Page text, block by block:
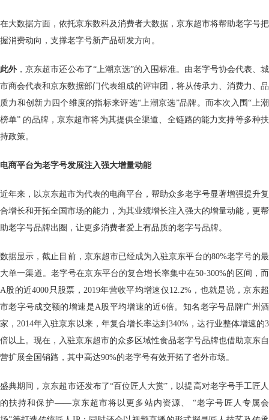
在大数据方面，依托京东数科及消费者大数据，京东超市将帮助老字号把
握消费动向，支撑老字号新产品研发方向。
此外，京东超市还公布了“上潮京选”的入围标准。由老字号协会代表、城
市商会代表和京东数据部门代表组成的评审团，将从传承力、消费力、品
质力和创新力四个维度的指标来评选“上潮京选”品牌。而本次入围“上潮
榜单” 的品牌，京东超市将为其提供全渠道、全链路的能力支持等多种扶
持政策。
电商平台为老字号发展注入强大增量动能
近年来，以京东超市为代表的电商平台，帮助众多老字号显著增强提升复
合增长和开拓全国市场的能力，为其业绩增长注入强大的增量动能，更帮
助老字号品牌出圈，让更多消费者爱上有品质的老字号品牌。
数据显示，截止目前，京东超市已经成为入驻京东平台的80%老字号的最
大单一渠道。老字号在京东平台的复合增长率集中在50-300%的区间，而
A股的近4000只股票，2019年营收平均增速仅12.2%，也就是说，京东超
市老字号成交额的增速是A股平均增速的近6倍。知名老字号品牌广州酒
家，2014年入驻京东以来，年复合增长率达到340%，达行业整体增速的3
倍以上。现在，入驻京东超市的众多区域性食品老字号品牌也借助京东自
营扩展全国销路，其中高达90%的老字号有效开拓了省外市场。
盛典期间，京东超市还发布了“百位匠人大赏”，以提高对老字号手工匠人
的扶持和保护——京东超市将以更多站内资源、 “老字号匠人专属会